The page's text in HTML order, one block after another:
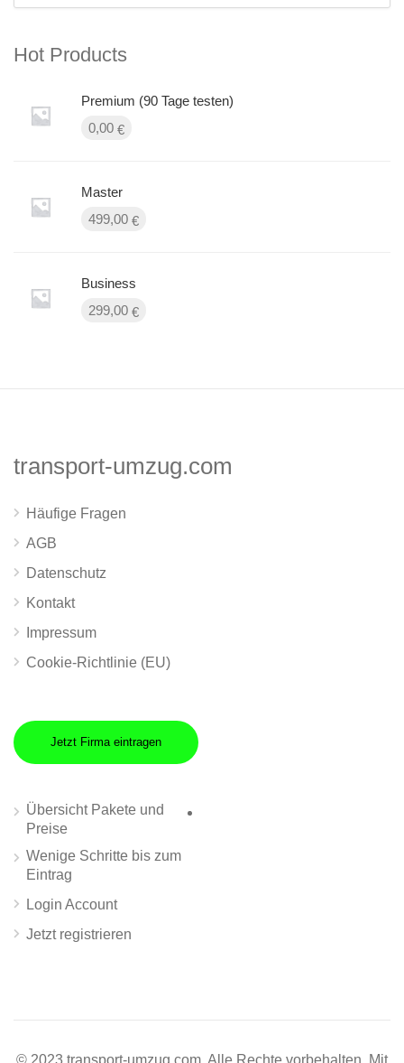
Hot Products
Premium (90 Tage testen)
0,00 €
Master
499,00 €
Business
299,00 €
transport-umzug.com
Häufige Fragen
AGB
Datenschutz
Kontakt
Impressum
Cookie-Richtlinie (EU)
Jetzt Firma eintragen
Übersicht Pakete und
Preise
Wenige Schritte bis zum
Eintrag
Login Account
Jetzt registrieren
© 2023 transport-umzug.com. Alle Rechte vorbehalten. Mit